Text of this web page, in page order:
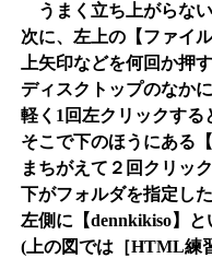
うまく立ち上がらない
次に、左上の【ファイ
上矢印などを何回か押
ディスクトップのなか
軽く1回左クリックする
そこで下のほうにある
まちがえて２回クリッ
下がフォルダを指定した
左側に【dennkikiso】と
(上の図では［HTML練